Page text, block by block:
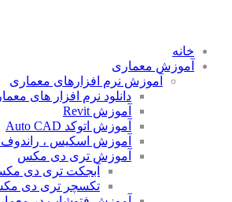
خانه
آموزش معماری
آموزش نرم افزارهای معماری
دانلود نرم افزار های
آموزش Revit
آموزش اتوکد Auto CAD
آموزش اسکیس ،
آموزش تری دی مکس
آبجکت تری دی
تکسچر تری دی